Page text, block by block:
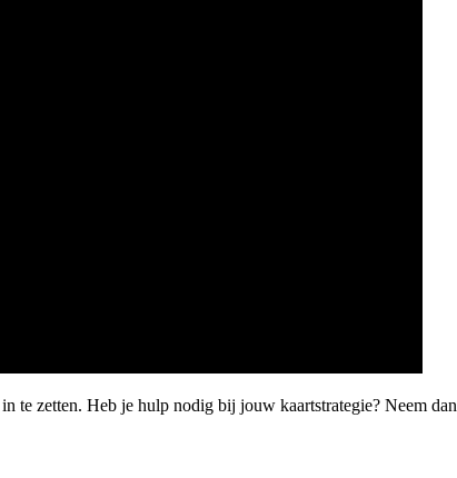
te zetten. Heb je hulp nodig bij jouw kaartstrategie? Neem dan